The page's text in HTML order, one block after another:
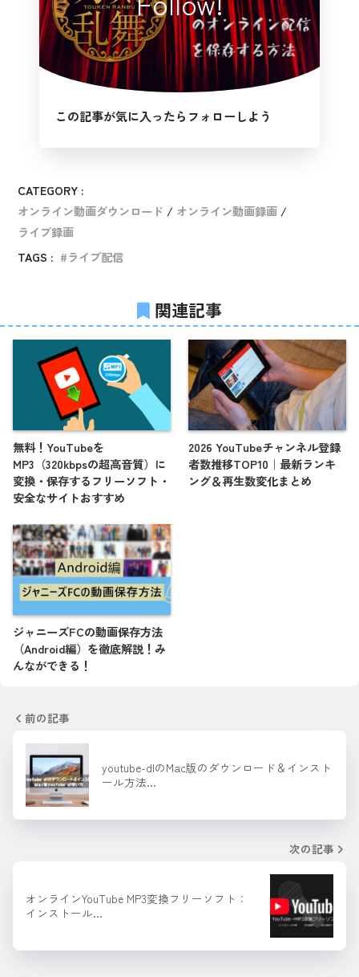
この記事が気に入ったらフォローしよう
CATEGORY :
オンライン動画ダウンロード
オンライン動画録画
ライブ録画
TAGS :
ライブ配信
関連記事
無料！YouTubeを
MP3（320kbpsの超高音質）に
変換・保存するフリーソフト・
安全なサイトおすすめ
2026 YouTubeチャンネル登録
者数推移TOP10｜最新ランキ
ング＆再生数変化まとめ
ジャニーズFCの動画保存方法
（Android編）を徹底解説！み
んなができる！
前の記事
youtube-dlのMac版のダウンロード＆インスト
ール方法…
次の記事
オンラインYouTube MP3変換フリーソフト：
インストール…